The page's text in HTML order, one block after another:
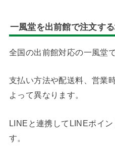
一風堂を出前館で注文す
全国の出前館対応の一風堂
支払い方法や配送料、営業
よって異なります。
LINEと連携してLINEポイ
す。